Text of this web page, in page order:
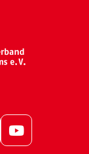
YouTube